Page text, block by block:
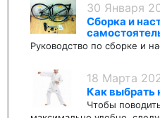
30 Января
Сборка и
Руководство по сборке и
18 Марта
Как выбрать
Чтобы